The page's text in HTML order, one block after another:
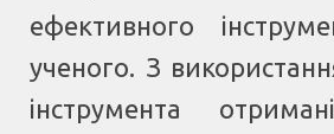
ефективного
ученого. З
інструмента